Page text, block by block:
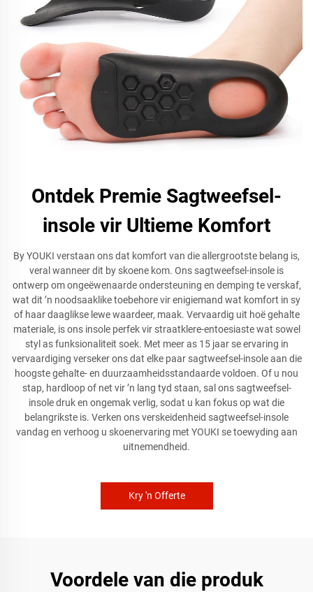
Ontdek Premie Sagtweefsel-
insole vir Ultieme Komfort
By YOUKI verstaan ons dat komfort van die allergrootste belang is,
veral wanneer dit by skoene kom. Ons sagtweefsel-insole is
ontwerp om ongeëwenaarde ondersteuning en demping te verskaf,
wat dit ’n noodsaaklike toebehore vir enigiemand wat komfort in sy
of haar daaglikse lewe waardeer, maak. Vervaardig uit hoë gehalte
materiale, is ons insole perfek vir straatklere-entoesiaste wat sowel
styl as funksionaliteit soek. Met meer as 15 jaar se ervaring in
vervaardiging verseker ons dat elke paar sagtweefsel-insole aan die
hoogste gehalte- en duurzaamheidsstandaarde voldoen. Of u nou
stap, hardloop of net vir ’n lang tyd staan, sal ons sagtweefsel-
insole druk en ongemak verlig, sodat u kan fokus op wat die
belangrikste is. Verken ons verskeidenheid sagtweefsel-insole
vandag en verhoog u skoenervaring met YOUKI se toewyding aan
uitnemendheid.
Kry 'n Offerte
Voordele van die produk